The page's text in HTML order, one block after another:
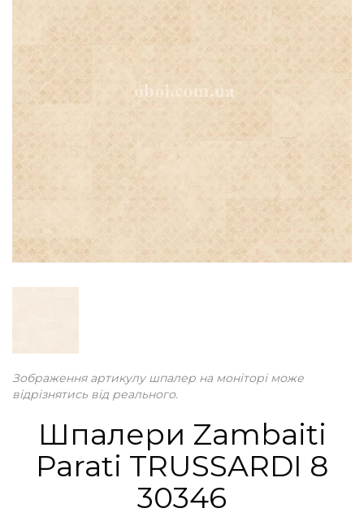
Зображення артикулу шпалер на моніторі може
відрізнятись від реального.
Шпалери Zambaiti
Parati TRUSSARDI 8
30346